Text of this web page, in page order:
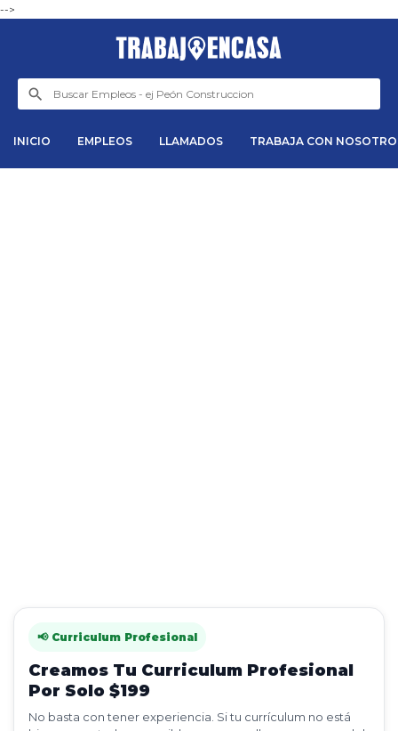
-->
INICIO EMPLEOS LLAMADOS TRABAJA CON
📢 Curriculum Profesional
Creamos Tu Curriculum Profesional
Por Solo $199
No basta con tener experiencia. Si tu currículum no está